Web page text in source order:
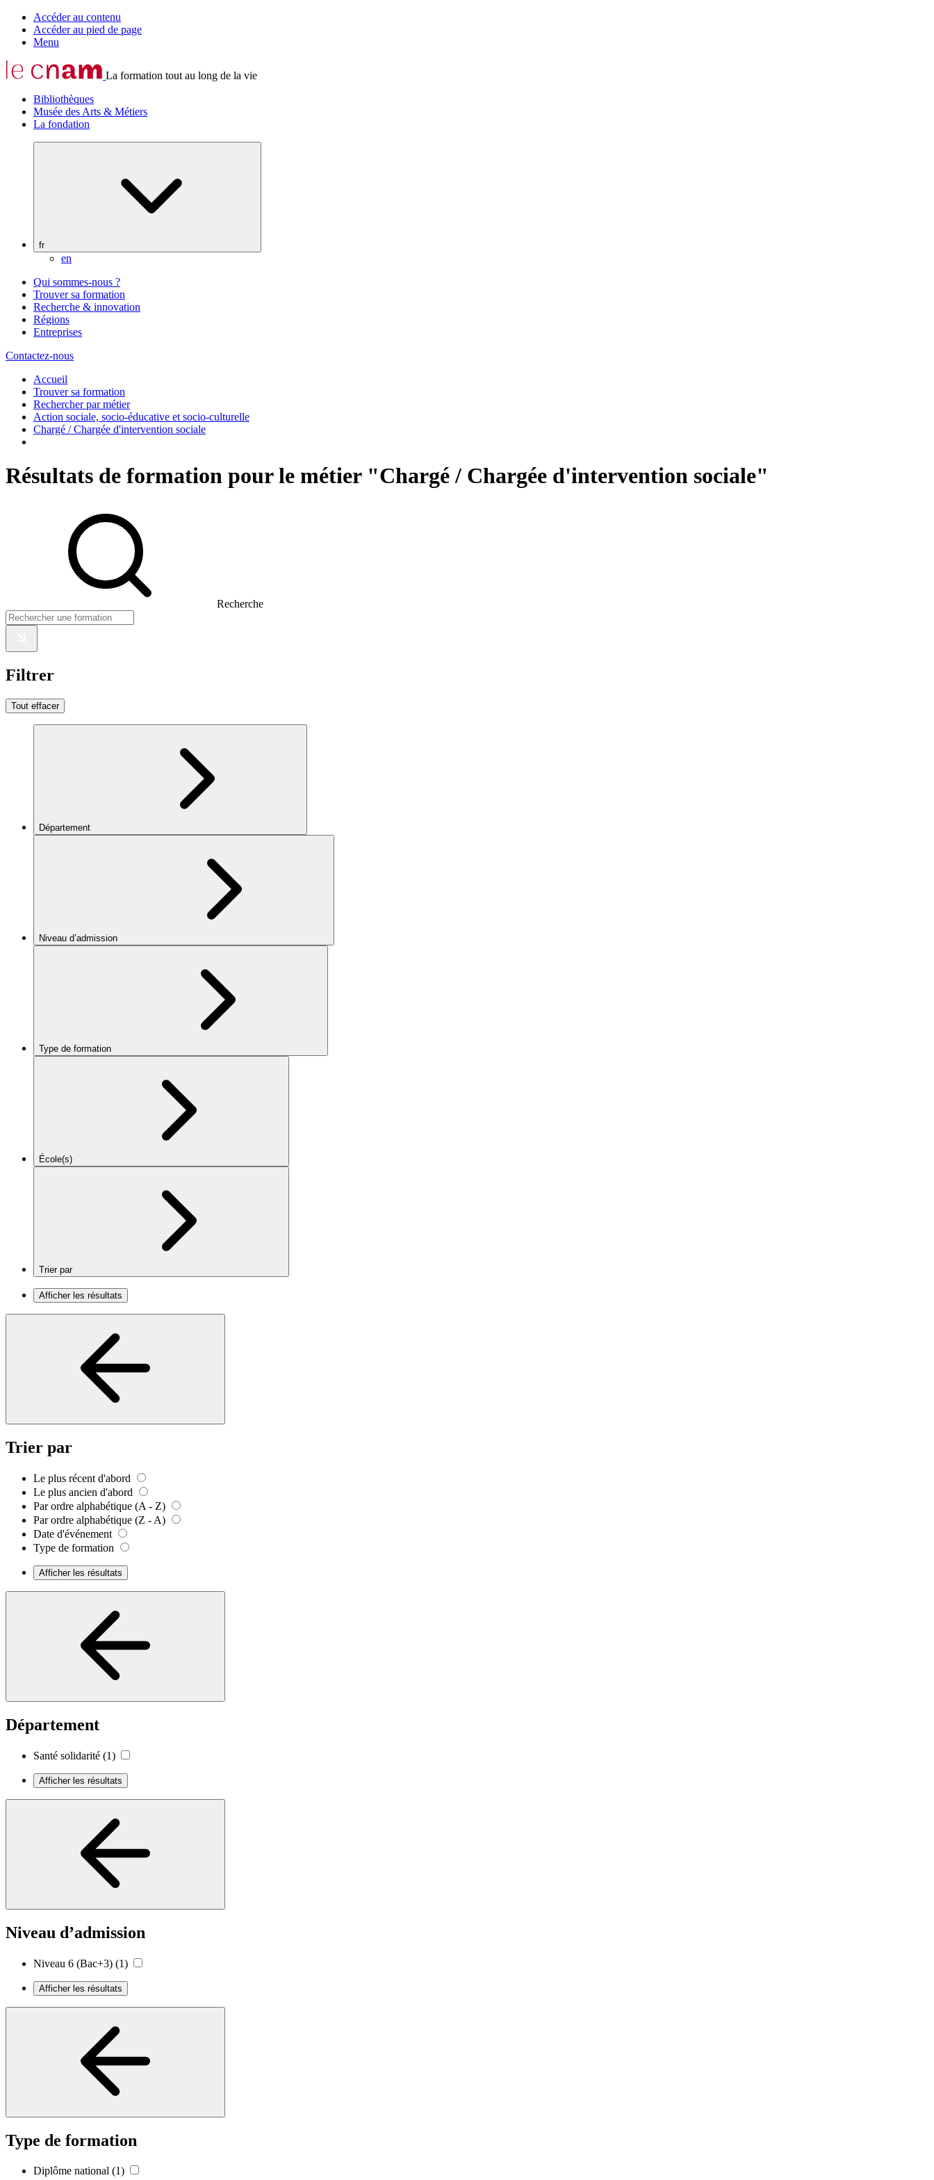
Accéder au contenu
Accéder au pied de page
Menu
La formation tout au long de la vie
Bibliothèques
Musée des Arts & Métiers
La fondation
fr
en
Qui sommes-nous ?
Trouver sa formation
Recherche & innovation
Régions
Entreprises
Contactez-nous
Accueil
Trouver sa formation
Rechercher par métier
Action sociale, socio-éducative et socio-culturelle
Chargé / Chargée d'intervention sociale
Résultats de formation pour le métier "Chargé / Chargée d'intervention sociale"
Recherche
Filtrer
Tout effacer
Département
Niveau d’admission
Type de formation
École(s)
Trier par
Afficher les résultats
Trier par
Le plus récent d'abord
Le plus ancien d'abord
Par ordre alphabétique (A - Z)
Par ordre alphabétique (Z - A)
Date d'événement
Type de formation
Afficher les résultats
Département
Santé solidarité (1)
Afficher les résultats
Niveau d’admission
Niveau 6 (Bac+3) (1)
Afficher les résultats
Type de formation
Diplôme national (1)